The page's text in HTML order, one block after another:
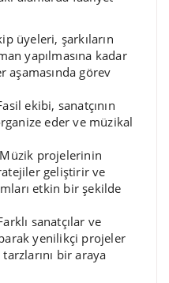
üyeleri, şarkıların
yapılmasına kadar
aşamasında görev
ekibi, sanatçının
eder ve müzikal
Müzik projelerinin
geliştirir ve
etkin bir şekilde
sanatçılar ve
yenilikçi projeler
bir araya